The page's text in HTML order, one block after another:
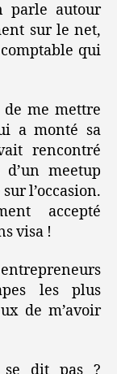
parle autour
sur le net,
qui
de me mettre
a monté sa
rencontré
meetup
l’occasion.
accepté
visa !
les plus
de m’avoir
se dit pas ?